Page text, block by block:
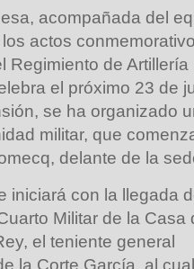
acompañada del
actos
Regimiento de
el próximo 23 de
se ha organizado
militar, que
delante de la
iniciará con la llegada
Militar de la Casa
el teniente general
la Corte García, al